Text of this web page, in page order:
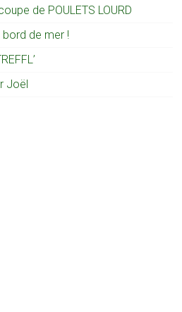
de POULETS LOURD
bord de mer !
Joël